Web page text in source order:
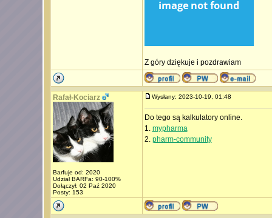
Z góry dziękuje i pozdrawiam
Rafał-Kociarz
Barfuje od: 2020
Udział BARFa: 90-100%
Dołączył: 02 Paź 2020
Posty: 153
Wysłany: 2023-10-19, 01:48
Do tego są kalkulatory online.
1. mypharma
2. pharm-community